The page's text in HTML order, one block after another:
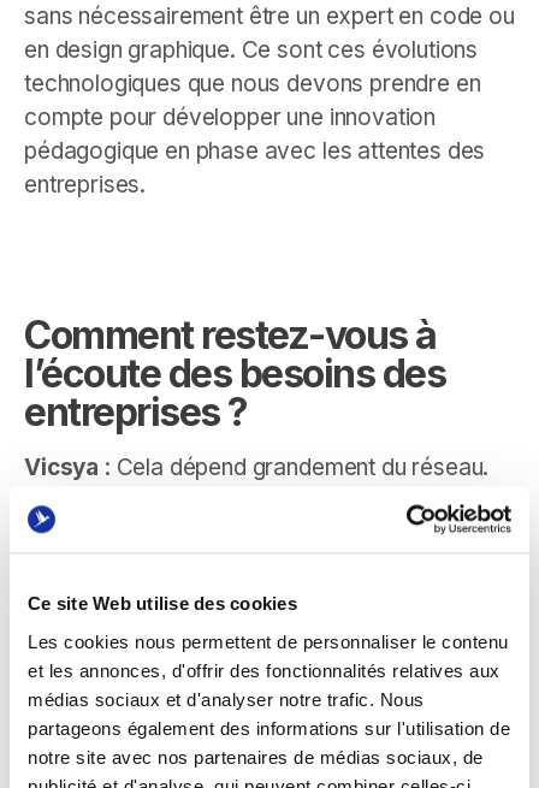
Ce site Web utilise des cookies
Les cookies nous permettent de personnaliser le contenu
et les annonces, d'offrir des fonctionnalités relatives aux
médias sociaux et d'analyser notre trafic. Nous
partageons également des informations sur l'utilisation de
notre site avec nos partenaires de médias sociaux, de
sans nécessairement être un expert en code ou
en design graphique. Ce sont ces évolutions
technologiques que nous devons prendre en
compte pour développer une innovation
pédagogique en phase avec les attentes des
entreprises.
Comment restez-vous à
l’écoute des besoins des
entreprises ?
Vicsya : Cela dépend grandement du réseau.
Le mien est vaste grâce à mon passé et je me
repose largement sur mes contacts pour
qui forment dans nos programmes sont aussi
tous issus de la sphère professionnelle et sont
donc aux premières loges… Et ce que je
remarque, c’est que les besoins divergent, mais
un schéma se dessine clairement. Les grandes
structures ont souvent des besoins en termes